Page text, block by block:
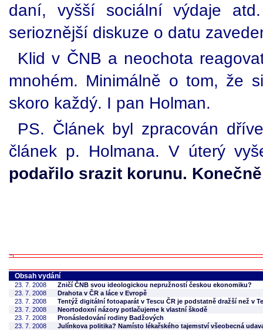
daní, vyšší sociální výdaje
serioznější diskuze o datu
Klid v ČNB a neochota
mnohém. Minimálně o tom, že
skoro každý. I pan Holman.
PS. Článek byl zpracován
článek p. Holmana. V úterý
podařilo srazit korunu.
Obsah vydání
23. 7. 2008
Zničí ČNB svou ideologickou nepružností českou ekonomiku?
23. 7. 2008
Drahota v ČR a láce v Evropě
23. 7. 2008
Tentýž digitální fotoaparát v Tescu ČR je podstatně dražší než v
23. 7. 2008
Neortodoxní názory potlačujeme k vlastní škodě
23. 7. 2008
Pronásledování rodiny Badžových
23. 7. 2008
Julínkova politika? Namísto lékařského tajemství všeobecná